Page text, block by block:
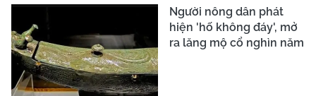
Người nông dân phát
hiện 'hố không đáy', mở
ra lăng mộ cổ nghìn năm